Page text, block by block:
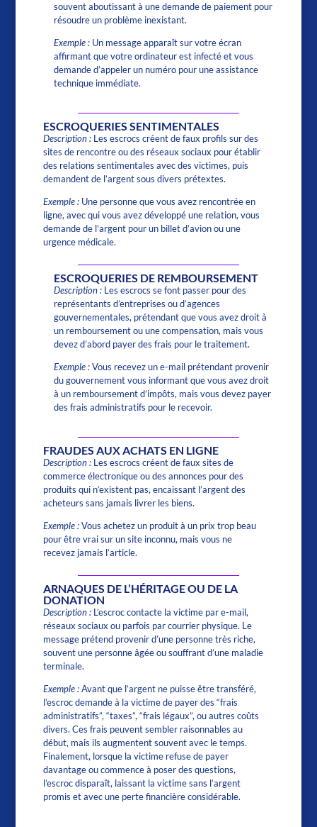
souvent aboutissant à une demande de paiement pour
résoudre un problème inexistant.
Exemple :Un message apparaît sur votre écran
affirmant que votre ordinateur est infecté et vous
demande d’appeler un numéro pour une assistance
technique immédiate.
ESCROQUERIES SENTIMENTALES
Description :Les escrocs créent de faux profils sur des
sites de rencontre ou des réseaux sociaux pour établir
des relations sentimentales avec des victimes, puis
demandent de l’argent sous divers prétextes.
Exemple :Une personne que vous avez rencontrée en
ligne, avec qui vous avez développé une relation, vous
demande de l’argent pour un billet d’avion ou une
urgence médicale.
ESCROQUERIES DE REMBOURSEMENT
Description :Les escrocs se font passer pour des
représentants d’entreprises ou d’agences
gouvernementales, prétendant que vous avez droit à
un remboursement ou une compensation, mais vous
devez d’abord payer des frais pour le traitement.
Exemple :Vous recevez un e-mail prétendant provenir
du gouvernement vous informant que vous avez droit
à un remboursement d’impôts, mais vous devez payer
des frais administratifs pour le recevoir.
FRAUDES AUX ACHATS EN LIGNE
Description :Les escrocs créent de faux sites de
commerce électronique ou des annonces pour des
produits qui n’existent pas, encaissant l’argent des
acheteurs sans jamais livrer les biens.
Exemple :Vous achetez un produit à un prix trop beau
pour être vrai sur un site inconnu, mais vous ne
recevez jamais l’article.
ARNAQUES DE L’HÉRITAGE OU DE LA
DONATION
Description :L’escroc contacte la victime par e-mail,
réseaux sociaux ou parfois par courrier physique. Le
message prétend provenir d’une personne très riche,
souvent une personne âgée ou souffrant d’une maladie
terminale.
Exemple :Avant que l’argent ne puisse être transféré,
l’escroc demande à la victime de payer des “frais
administratifs”, “taxes”, “frais légaux”, ou autres coûts
divers. Ces frais peuvent sembler raisonnables au
début, mais ils augmentent souvent avec le temps.
Finalement, lorsque la victime refuse de payer
davantage ou commence à poser des questions,
l’escroc disparaît, laissant la victime sans l’argent
promis et avec une perte financière considérable.